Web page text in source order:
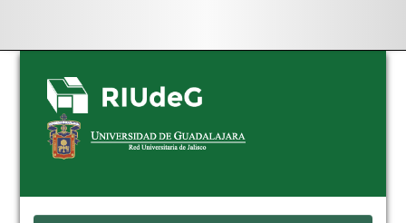
Skip
navigation